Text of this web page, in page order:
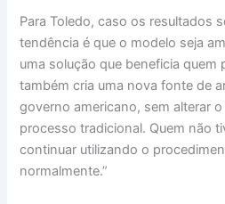
Para Toledo, caso os resultados
tendência é que o modelo seja
uma solução que beneficia quem
também cria uma nova fonte de
governo americano, sem alterar
processo tradicional. Quem não
continuar utilizando o
normalmente.”